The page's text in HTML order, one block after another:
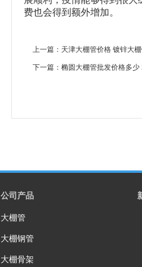
费也会得到额外增加。
上一篇： 天津大棚管价格 镀锌大
下一篇： 椭圆大棚管批发价格多少
公司产品
大棚管
大棚钢管
大棚骨架